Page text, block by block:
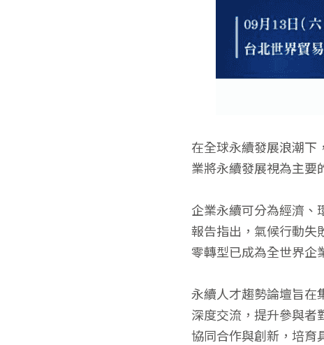
在全球永續發展浪潮
業將永續發展視為主要
企業永續可分為經濟、
報告指出，氣候行動失
零轉型已成為全世界企
永續人才趨勢論壇旨在
深度交流，提升參與者
協同合作與創新，培育